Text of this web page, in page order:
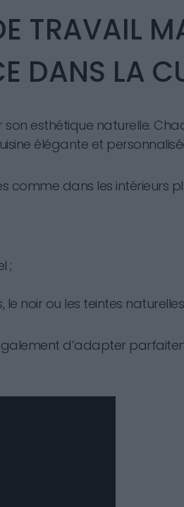
TRAVAIL
DANS LA
esthétique naturelle.
élégante et
comme dans les intérieurs
;
noir ou les teintes
d’adapter